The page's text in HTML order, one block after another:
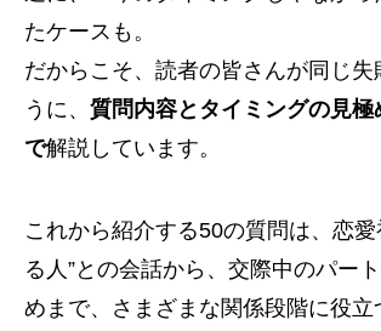
たケースも。
だからこそ、読者の皆さんが同じ失
うに、 質問内容とタイミングの見極
で解説しています。
これから紹介する50の質問は、恋愛
る人”との会話から、交際中のパー
めまで、さまざまな関係段階に役立